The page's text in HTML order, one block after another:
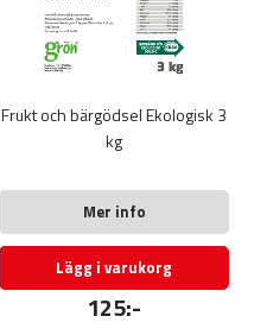
Frukt och bärgödsel Ekologisk 3
kg
Mer info
Lägg i varukorg
125:-